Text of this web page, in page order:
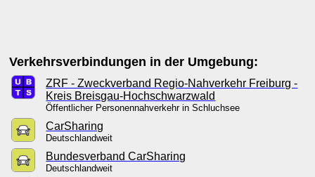
Verkehrsverbindungen in der Umgebung:
ZRF - Zweckverband Regio-Nahverkehr Freiburg -
Kreis Breisgau-Hochschwarzwald
Öffentlicher Personennahverkehr in Schluchsee
CarSharing
Deutschlandweit
Bundesverband CarSharing
Deutschlandweit